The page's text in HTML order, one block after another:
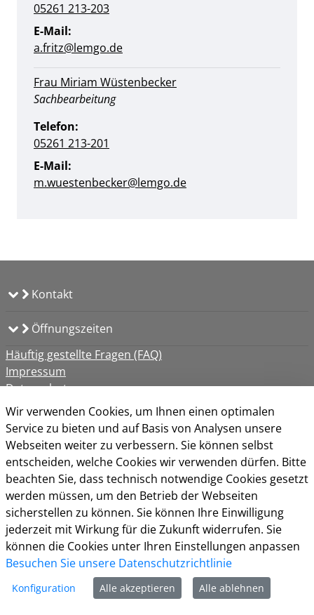
05261 213-203
E-Mail:
a.fritz@lemgo.de
Frau Miriam Wüstenbecker
Position:
Sachbearbeitung
Telefon:
05261 213-201
E-Mail:
m.wuestenbecker@​lemgo.de
Kontakt
Öffnungszeiten
Häuftig gestellte Fragen (FAQ)
Impressum
Datenschutz
Kontakt
Nutzungsbedingungen
Barrierefreiheit
Cookie-Richtlinie
Wir verwenden Cookies, um Ihnen einen optimalen
Service zu bieten und auf Basis von Analysen unsere
Webseiten weiter zu verbessern. Sie können selbst
entscheiden, welche Cookies wir verwenden dürfen. Bitte
beachten Sie, dass technisch notwendige Cookies gesetzt
werden müssen, um den Betrieb der Webseiten
sicherstellen zu können. Sie können Ihre Einwilligung
jederzeit mit Wirkung für die Zukunft widerrufen. Sie
können die Cookies unter Ihren Einstellungen anpassen
Besuchen Sie unsere Datenschutzrichtlinie
Konfiguration Alle akzeptieren Alle ablehnen